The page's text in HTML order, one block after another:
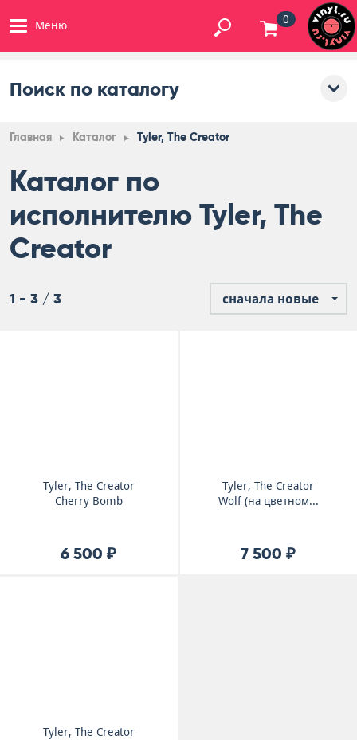
Меню 0
Поиск по каталогу
Главная Каталог Tyler, The Creator
Каталог по
исполнителю Tyler, The
Creator
1 - 3 / 3 сначала новые
Tyler, The Creator
Cherry Bomb
6 500 ₽
Tyler, The Creator
Wolf (на цветном...
7 500 ₽
Tyler, The Creator